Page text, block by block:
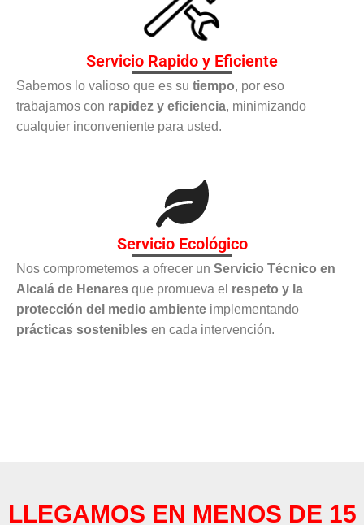
Servicio Rapido y Eficiente
Sabemos lo valioso que es su tiempo, por eso
trabajamos con rapidez y eficiencia, minimizando
cualquier inconveniente para usted.
Servicio Ecológico
Nos comprometemos a ofrecer un Servicio Técnico en
Alcalá de Henares que promueva el respeto y la
protección del medio ambiente implementando
prácticas sostenibles en cada intervención.
LLEGAMOS EN MENOS DE 15